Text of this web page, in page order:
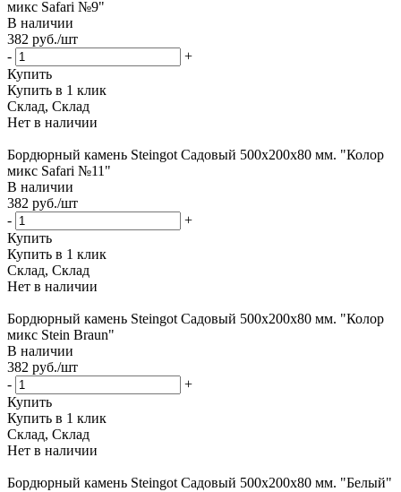
микс Safari №9"
В наличии
382 руб./шт
-
+
Купить
Купить в 1 клик
Склад, Склад
Нет в наличии
Бордюрный камень Steingot Садовый 500х200х80 мм. "Колор
микс Safari №11"
В наличии
382 руб./шт
-
+
Купить
Купить в 1 клик
Склад, Склад
Нет в наличии
Бордюрный камень Steingot Садовый 500х200х80 мм. "Колор
микс Stein Braun"
В наличии
382 руб./шт
-
+
Купить
Купить в 1 клик
Склад, Склад
Нет в наличии
Бордюрный камень Steingot Садовый 500х200х80 мм. "Белый"